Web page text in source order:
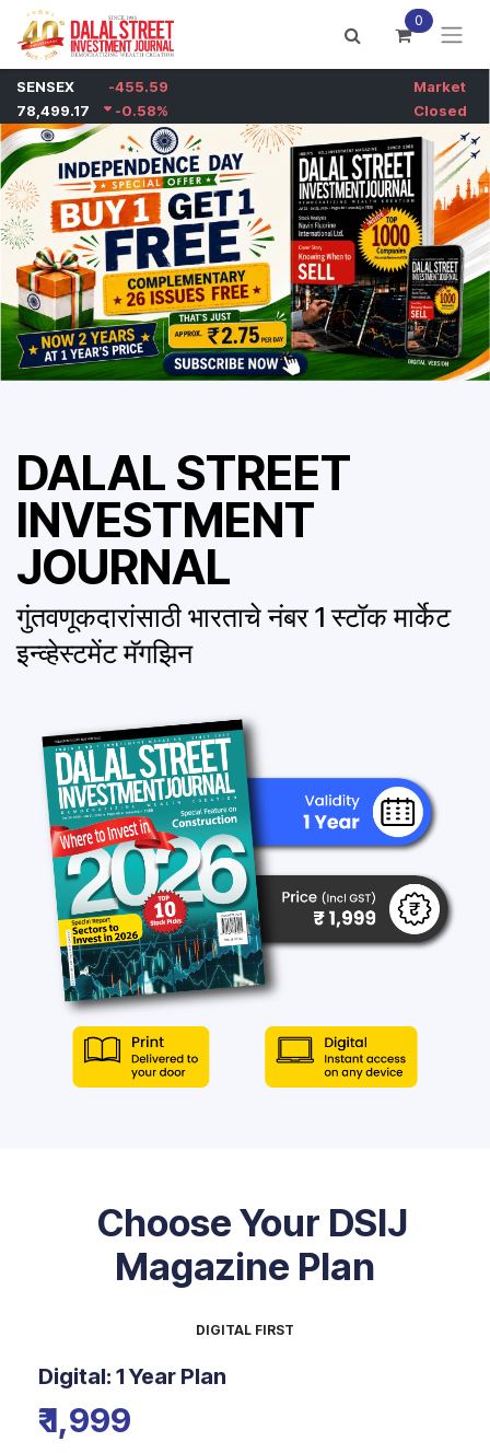
Skip to Content 0
DALAL STREET
INVESTMENT
JOURNAL
गुंतवणूकदारांसाठी भारताचे नंबर 1 स्टॉक मार्केट
इन्व्हेस्टमेंट मॅगझिन
Choose Your DSIJ
Magazine Plan
DIGITAL FIRST
Digital: 1 Year Plan
₹ 1,999